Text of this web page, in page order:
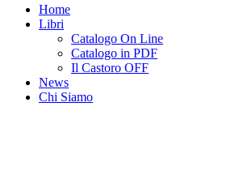
Home
Libri
Catalogo On Line
Catalogo in PDF
Il Castoro OFF
News
Chi Siamo